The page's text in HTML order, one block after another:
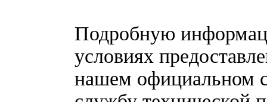
Подробную
условиях
нашем официальном